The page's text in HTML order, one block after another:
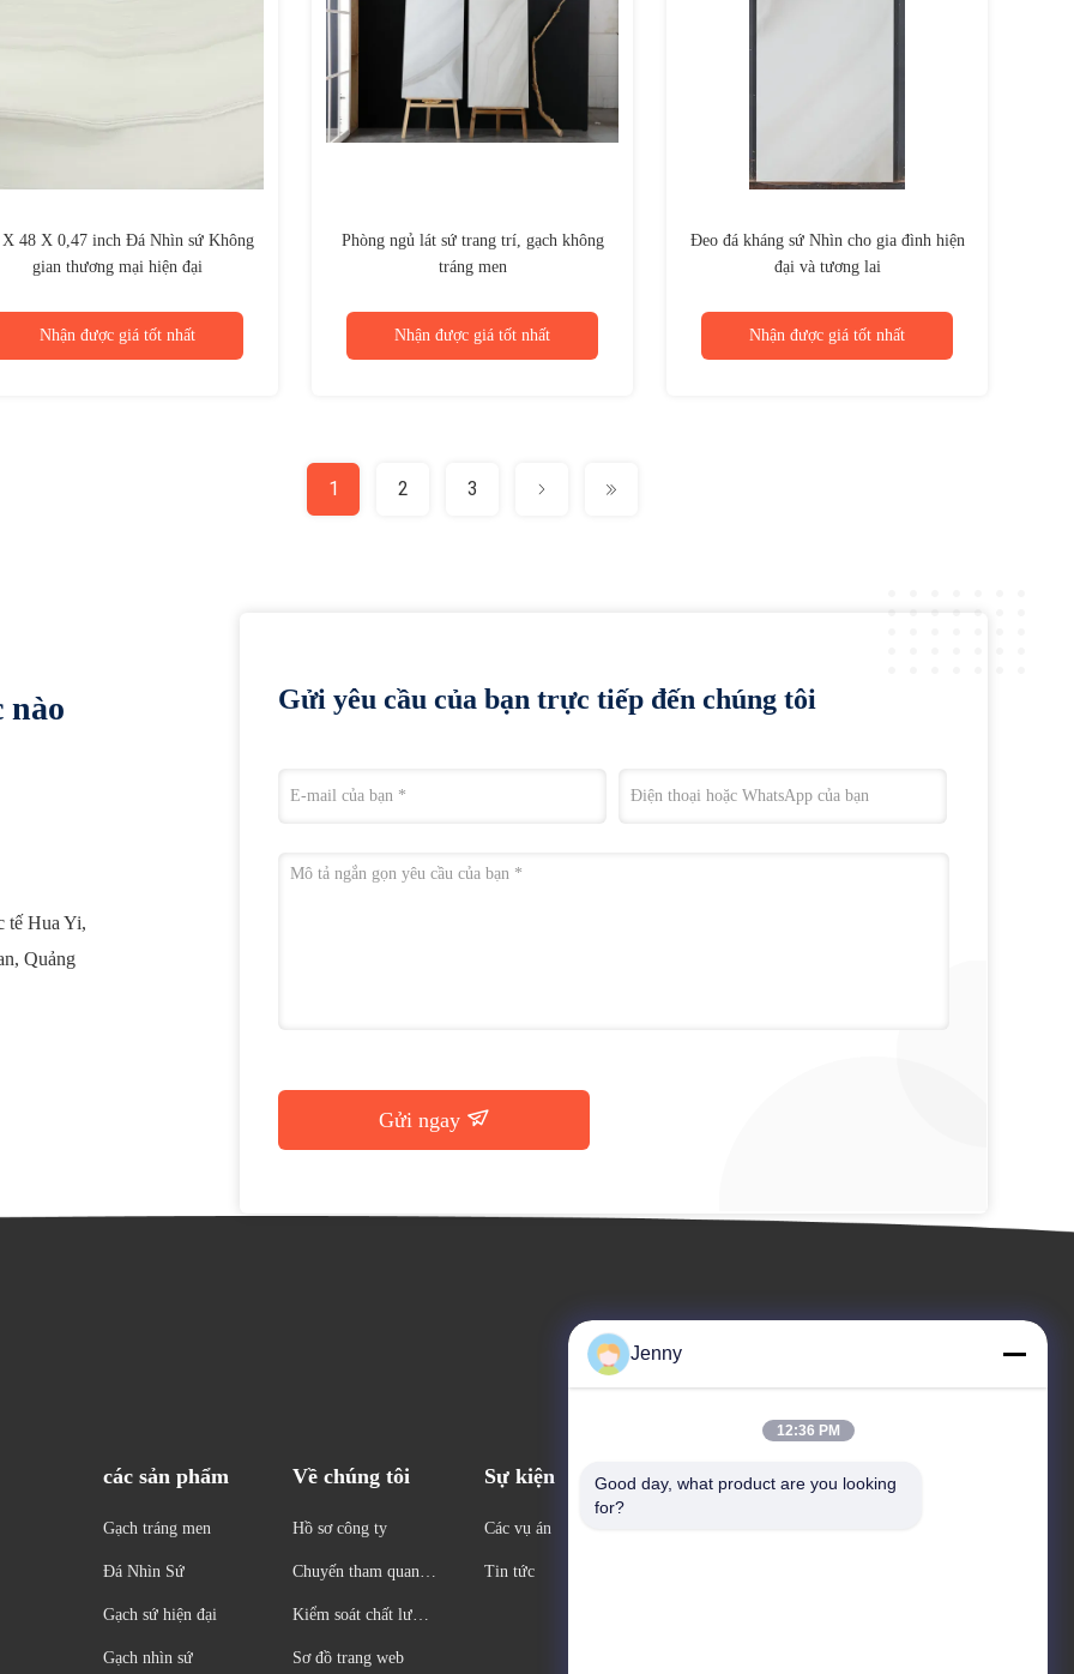
X 48 X 0,47 inch Đá Nhìn sứ Không
gian thương mại hiện đại
Nhận được giá tốt nhất
Phòng ngủ lát sứ trang trí, gạch không
tráng men
Nhận được giá tốt nhất
Đeo đá kháng sứ Nhìn cho gia đình hiện
đại và tương lai
Nhận được giá tốt nhất
1 2 3
nào
tế Hua Yi,
Quảng
Gửi yêu cầu của bạn trực tiếp đến chúng tôi
Gửi ngay
các sản phẩm
Gạch tráng men
Đá Nhìn Sứ
Gạch sứ hiện đại
Gạch nhìn sứ
Về chúng tôi
Hồ sơ công ty
Chuyến tham quan n
hà máy
Kiểm soát chất lượn
Sơ đồ trang web
Sự kiện
Các vụ án
Tin tức
Lời yêu cầu Một câu trích dẫn
Jenny
12:36 PM
Good day, what product are you looking
for?